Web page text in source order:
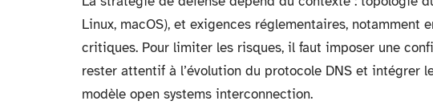
Linux, macOS), et exigences réglementaires, notamment
critiques. Pour limiter les risques, il faut imposer une
rester attentif à l’évolution du protocole DNS et intégrer
modèle open systems interconnection.